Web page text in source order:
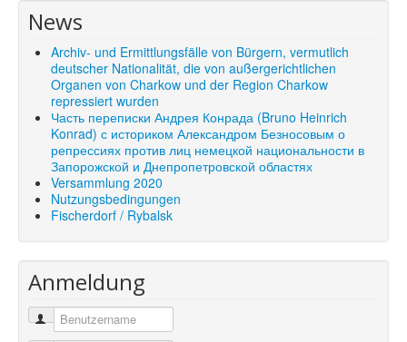
News
Archiv- und Ermittlungsfälle von Bürgern, vermutlich
deutscher Nationalität, die von außergerichtlichen
Organen von Charkow und der Region Charkow
repressiert wurden
Часть переписки Андрея Конрада (Bruno Heinrich
Konrad) с историком Александром Безносовым о
репрессиях против лиц немецкой национальности в
Запорожской и Днепропетровской областях
Versammlung 2020
Nutzungsbedingungen
Fischerdorf / Rybalsk
Anmeldung